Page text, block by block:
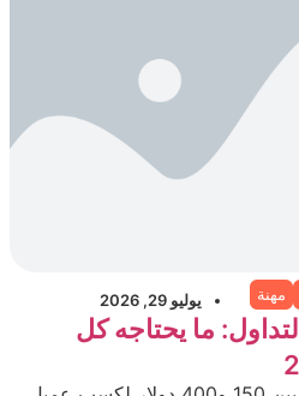
مهنة يوليو 29, 2026
ما يحتاجه كل